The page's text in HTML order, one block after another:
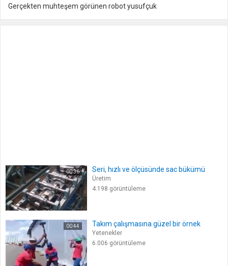
Gerçekten muhteşem görünen robot yusufçuk
00:36 Seri, hızlı ve ölçüsünde sac bükümü
Üretim
4.198 görüntüleme
00:44 Takım çalışmasına güzel bir örnek
Yetenekler
6.006 görüntüleme